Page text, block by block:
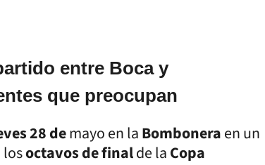
entre Boca y
que preocupan
28 demayo en laBomboneraen un
losoctavos de finalde laCopa